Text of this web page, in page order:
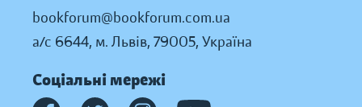
bookforum@bookforum.com.ua
а/с 6644, м. Львів, 79005, Україна
Соціальні мережі